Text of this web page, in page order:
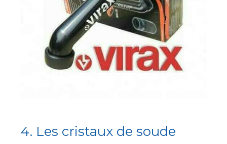
4. Les cristaux de soude